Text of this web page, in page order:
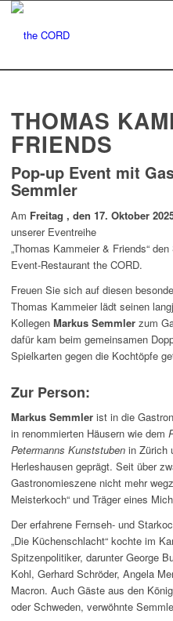
THOMAS
FRIENDS
Pop-up Event mit
Semmler
Am Freitag , den 17. Oktober
unserer Eventreihe
„Thomas Kammeier & Friends“
Event-Restaurant the CORD.
Freuen Sie sich auf diesen
Thomas Kammeier lädt seinen
Kollegen Markus Semmler zum
dafür kam beim gemeinsamen
Spielkarten gegen die Kochtöpfe
Zur Person:
Markus Semmler ist in die
in renommierten Häusern wie dem
Petermanns Kunststuben in Zürich
Herleshausen geprägt. Seit über
Gastronomieszene nicht mehr
Meisterkoch“ und Träger eines
Der erfahrene Fernseh- und
„Die Küchenschlacht“ kochte im
Spitzenpolitiker, darunter George
Kohl, Gerhard Schröder, Angela
Macron. Auch Gäste aus den
oder Schweden, verwöhnte